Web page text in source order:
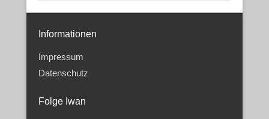
Informationen
Impressum
Datenschutz
Folge Iwan